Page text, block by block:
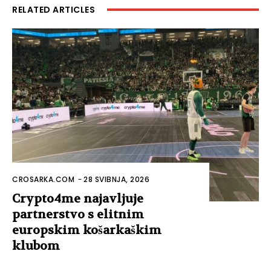
RELATED ARTICLES
CROSARKA.COM -28 SVIBNJA, 2026
Crypto4me najavljuje
partnerstvo s elitnim
europskim košarkaškim
klubom